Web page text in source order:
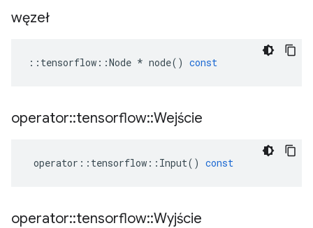
węzeł
:: tensorflow ::Node * node() const
operator::tensorflow::Wejście
operator :: tensorflow :: Input() const
operator::tensorflow::Wyjście